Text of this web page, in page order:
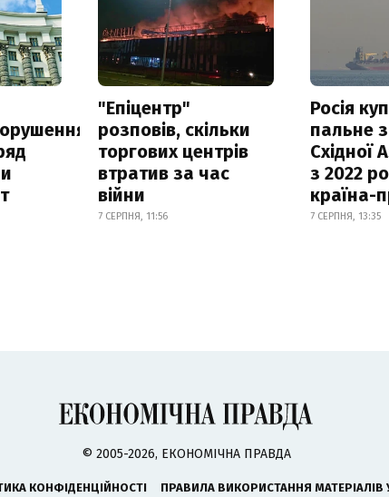
"Епіцентр"
розповів, скільки
торгових центрів
втратив за час
війни
7 СЕРПНЯ, 11:56
Росія
пальне
Східної
з 2022
країна-
7 СЕРПНЯ, 13:35
© 2005-2026, ЕКОНОМІЧНА ПРАВДА
КОНФІДЕНЦІЙНОСТІ ПРАВИЛА ВИКОРИСТАННЯ МАТЕРІАЛІВ